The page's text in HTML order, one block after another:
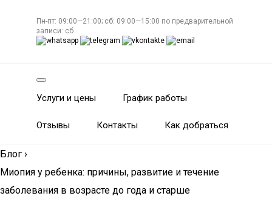
Пн-пт: 09:00—21:00; сб: 09:00—15:00 по предварительной
записи: сб
Услуги и цены График работы
Отзывы Контакты Как добраться
Блог ›
Миопия у ребенка: причины, развитие и течение
заболевания в возрасте до года и старше